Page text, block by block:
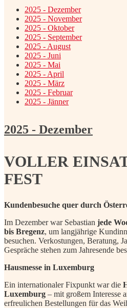
2025 - Dezember
2025 - November
2025 - Oktober
2025 - September
2025 - August
2025 - Juni
2025 - Mai
2025 - April
2025 - März
2025 - Februar
2025 - Jänner
2025 - Dezember
VOLLER
FEST
Kundenbesuche quer durch
Im Dezember war Sebastian jede
bis Bregenz, um langjährige
besuchen. Verkostungen, Beratung,
Gespräche stehen zum Jahresende
Hausmesse in Luxemburg
Ein internationaler Fixpunkt war die
Luxemburg – mit großem Interesse
erfreulichen Bestellungen für das